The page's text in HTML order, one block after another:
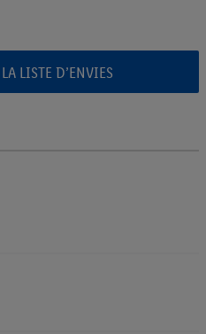
LISTE D’ENVIES